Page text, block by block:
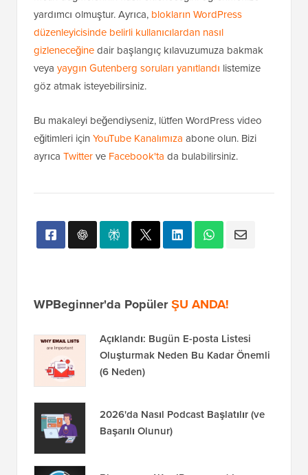
yardımcı olmuştur. Ayrıca, blokların WordPress
düzenleyicisinde belirli kullanıcılardan nasıl
gizleneceğinedair başlangıç kılavuzumuza bakmak
veya yaygın Gutenberg soruları yanıtlandı listemize
göz atmak isteyebilirsiniz.
Bu makaleyi beğendiyseniz, lütfen WordPress video
eğitimleri için YouTube Kanalımıza abone olun. Bizi
ayrıca Twitterve Facebook'ta da bulabilirsiniz.
WPBeginner'da PopülerŞU ANDA!
Açıklandı: Bugün E-posta Listesi
Oluşturmak Neden Bu Kadar Önemli
(6 Neden)
2026'da Nasıl Podcast Başlatılır (ve
Başarılı Olunur)